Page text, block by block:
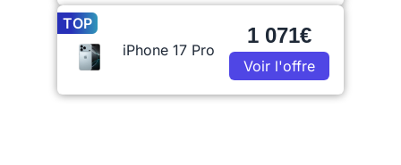
TOP
iPhone 17 Pro
1 071€
Voir l'offre